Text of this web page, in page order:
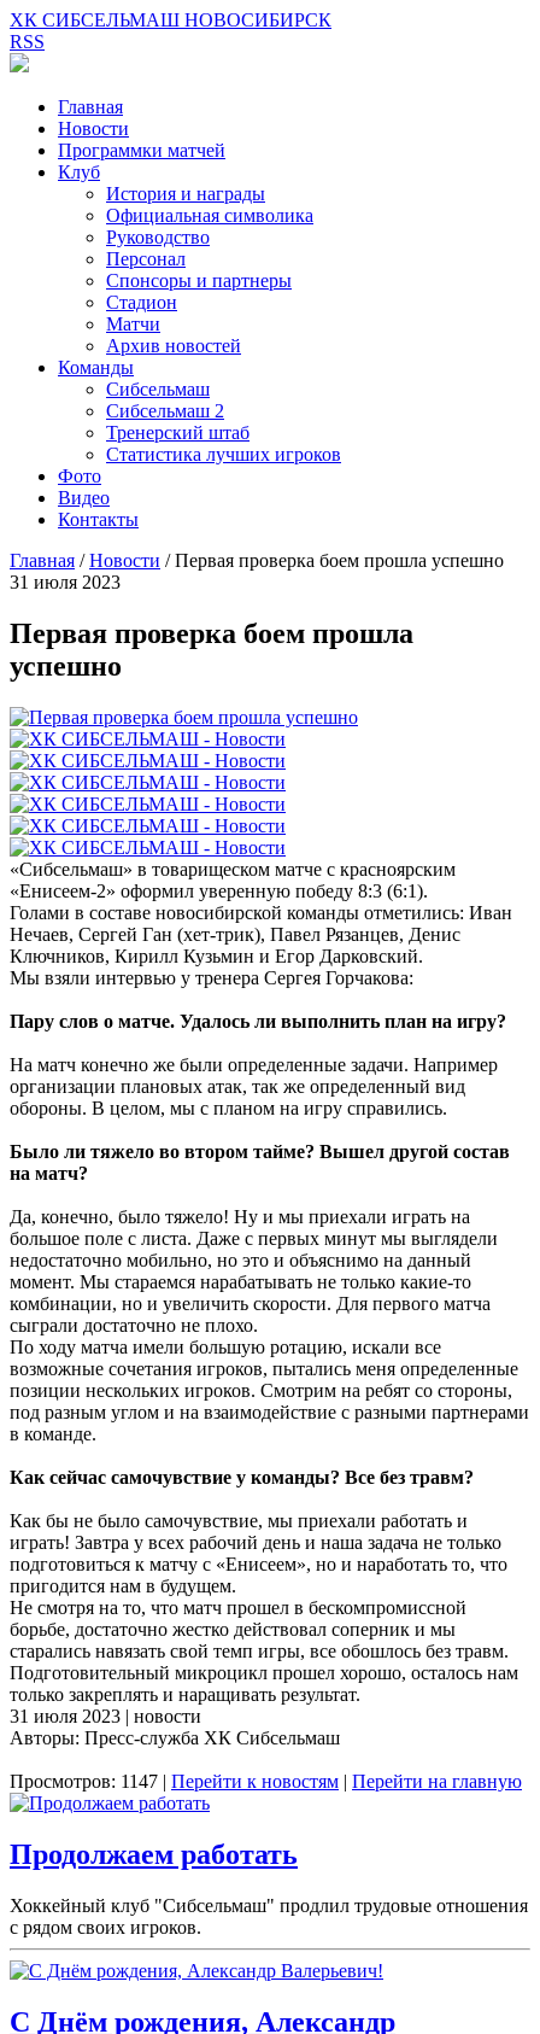
ХК СИБСЕЛЬМАШ НОВОСИБИРСК
RSS
Главная
Новости
Программки матчей
Клуб
История и награды
Официальная символика
Руководство
Персонал
Спонсоры и партнеры
Стадион
Матчи
Архив новостей
Команды
Сибсельмаш
Сибсельмаш 2
Тренерский штаб
Статистика лучших игроков
Фото
Видео
Контакты
Главная /Новости /Первая проверка боем прошла успешно
31 июля 2023
Первая проверка боем прошла
успешно
«Сибсельмаш» в товарищеском матче с красноярским
«Енисеем-2» оформил уверенную победу 8:3 (6:1).
Голами в составе новосибирской команды отметились: Иван
Нечаев, Сергей Ган (хет-трик), Павел Рязанцев, Денис
Ключников, Кирилл Кузьмин и Егор Дарковский.
Мы взяли интервью у тренера Сергея Горчакова:
Пару слов о матче. Удалось ли выполнить план на игру?
На матч конечно же были определенные задачи. Например
организации плановых атак, так же определенный вид
обороны. В целом, мы с планом на игру справились.
Было ли тяжело во втором тайме? Вышел другой состав
на матч?
Да, конечно, было тяжело! Ну и мы приехали играть на
большое поле с листа. Даже с первых минут мы выглядели
недостаточно мобильно, но это и объяснимо на данный
момент. Мы стараемся нарабатывать не только какие-то
комбинации, но и увеличить скорости. Для первого матча
сыграли достаточно не плохо.
По ходу матча имели большую ротацию, искали все
возможные сочетания игроков, пытались меня определенные
позиции нескольких игроков. Смотрим на ребят со стороны,
под разным углом и на взаимодействие с разными партнерами
в команде.
Как сейчас самочувствие у команды? Все без травм?
Как бы не было самочувствие, мы приехали работать и
играть! Завтра у всех рабочий день и наша задача не только
подготовиться к матчу с «Енисеем», но и наработать то, что
пригодится нам в будущем.
Не смотря на то, что матч прошел в бескомпромиссной
борьбе, достаточно жестко действовал соперник и мы
старались навязать свой темп игры, все обошлось без травм.
Подготовительный микроцикл прошел хорошо, осталось нам
только закреплять и наращивать результат.
31 июля 2023 | новости
Авторы: Пресс-служба ХК Сибсельмаш
Просмотров: 1147 | Перейти к новостям | Перейти на главную
Продолжаем работать
Хоккейный клуб "Сибсельмаш" продлил трудовые отношения
с рядом своих игроков.
С Днём рождения, Александр